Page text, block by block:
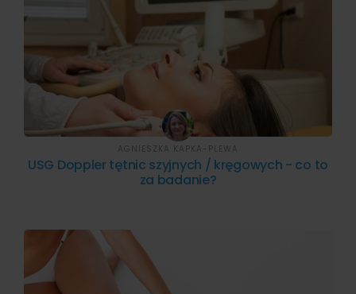
USG Doppler tętnic szyjnych / kręgowych - co to
za badanie?
AGNIESZKA KAPKA-PLEWA